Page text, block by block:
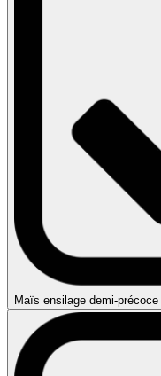
Maïs ensilage demi-précoce